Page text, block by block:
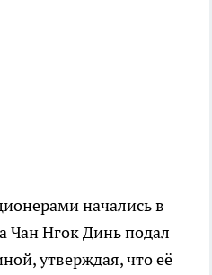
начались в
Чан Нгок Динь подал
утверждая, что её